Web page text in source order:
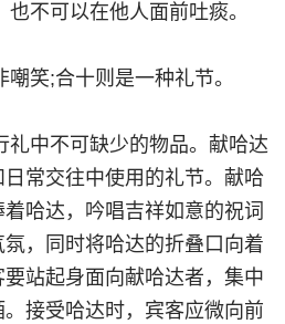
可以在他人面前吐痰。
;合十则是一种礼节。
中不可缺少的物品。献哈达
常交往中使用的礼节。献哈
哈达，吟唱吉祥如意的祝词
，同时将哈达的折叠口向着
站起身面向献哈达者，集中
接受哈达时，宾客应微向前